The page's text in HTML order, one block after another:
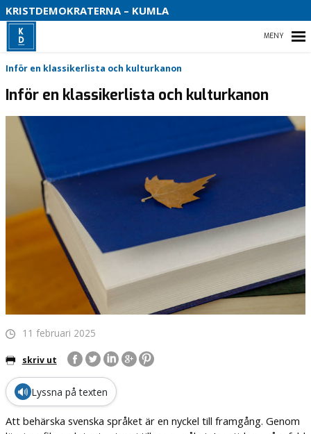
KRISTDEMOKRATERNA – KUMLA
HEM
VÅR VISION FÖR KUMLA
VÅR POLITIK I KUMLA
VÅR PARTIAVDELNING
BLI MEDLEM
Inför en klassikerlista och kulturkanon
Inför en klassikerlista och kulturkanon
11 februari 2025
skriv ut
🔊 Lyssna på texten
Att behärska svenska språket är en nyckel till framgång. Genom